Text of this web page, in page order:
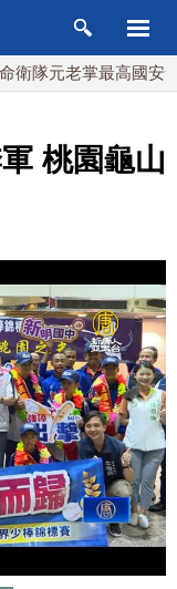
老掌最高國安會 內鬥
桃園龜山